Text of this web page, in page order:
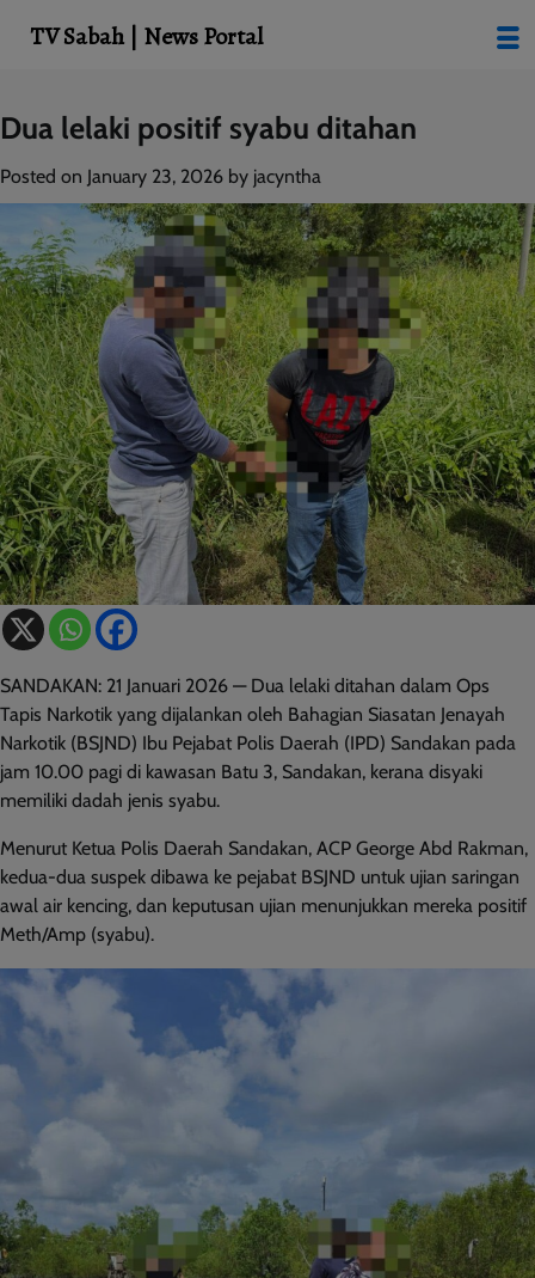
Skip
to
content
Dua lelaki positif syabu ditahan
Posted on January 23, 2026 by jacyntha
SANDAKAN: 21 Januari 2026 — Dua lelaki ditahan dalam Ops
Tapis Narkotik yang dijalankan oleh Bahagian Siasatan Jenayah
Narkotik (BSJND) Ibu Pejabat Polis Daerah (IPD) Sandakan pada
jam 10.00 pagi di kawasan Batu 3, Sandakan, kerana disyaki
memiliki dadah jenis syabu.
Menurut Ketua Polis Daerah Sandakan, ACP George Abd Rakman,
kedua-dua suspek dibawa ke pejabat BSJND untuk ujian saringan
awal air kencing, dan keputusan ujian menunjukkan mereka positif
Meth/Amp (syabu).
TV Sabah | News Portal